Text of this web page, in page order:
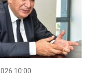
10:00